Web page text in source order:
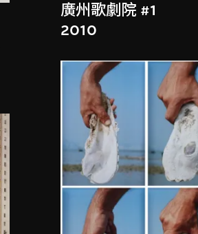
廣州歌劇院 #1
2010